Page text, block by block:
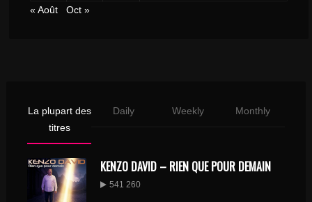
« Août
Oct »
La plupart des
titres
Daily Weekly Monthly
KENZO DAVID – RIEN QUE POUR DEMAIN
541 260